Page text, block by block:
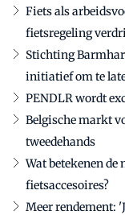
Fiets als
fietsregeling
Stichting
initiatief om te
PENDLR wordt
Belgische markt
tweedehands
Wat betekenen de
fietsaccesoires?
Meer rendement: